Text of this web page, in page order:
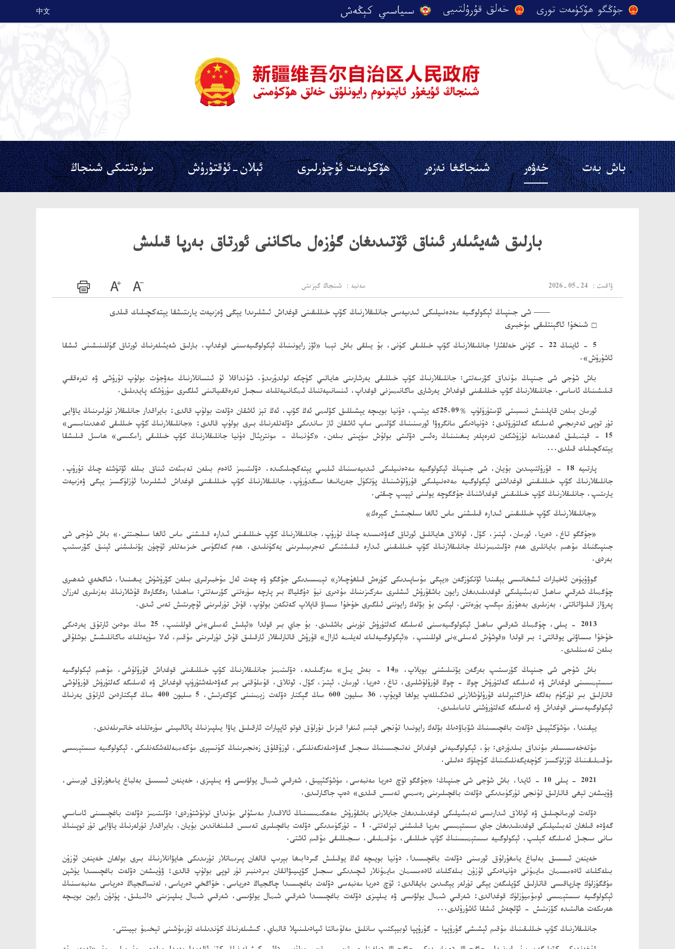
中文
باش بەت خەۋەر شىنجاڭغا نەزەر ھۆكۈمەت ئۇچۇرلىرى ئېلان-ئۇقتۇرۇش سۈرەتتىكى شىنجاڭ
بارلىق شەيئىلەر ئىناق ئۆتىدىغان گۈزەل ماكاننى ئورتاق بەرپا قىلىش
2026-05-24 ：ۋاقىت مەنبە： شىنجاڭ گېزىتى
—— شى جىنپىڭ ئېكولوگىيە مەدەنىيلىكى ئىدىيەسى جانلىقلارنىڭ كۆپ خىللىقىنى قوغداش ئىشلىرىدا يېڭى ۋەزىيەت يارىتىشقا يېتەكچىلىك قىلدى
□ شىنخۇا ئاگېنتلىقى مۇخبىرى
5 - ئاينىڭ 22 - كۈنى خەلقئارا جانلىقلارنىڭ كۆپ خىللىقى كۈنى، بۇ يىلقى باش تېما «ئۆز رايونىنىڭ ئېكولوگىيەسىنى قوغداپ، بارلىق شەيئىلەرنىڭ ئورتاق گۈللىنىشىنى ئىشقا
ئاشۇرۇش».
باش شۇجى شى جىنپىڭ مۇنداق كۆرسەتتى: جانلىقلارنىڭ كۆپ خىللىقى يەرشارىنى ھاياتىي كۈچكە تولدۇرىدۇ، شۇنداقلا ئۇ ئىنسانلارنىڭ مەۋجۇت بولۇپ تۇرۇشى ۋە تەرەققىي
قىلىشىنىڭ ئاساسى. جانلىقلارنىڭ كۆپ خىللىقىنى قوغداش يەرشارى ماكانىمىزنى قوغداپ، ئىنسانىيەتنىڭ ئىمكانىيەتلىك سىجىل تەرەققىياتىنى ئىلگىرى سۈرۈشكە پايدىلىق.
ئورمان بىلەن قاپلىنىش نىسبىتى ئۆستۈرۈلۈپ ％
25.09كە يېتىپ، دۇنيا بويىچە يېشىللىق كۆلىمى ئەڭ كۆپ، ئەڭ تېز ئاشقان دۆلەت بولۇپ قالدى؛ بايراقدار جانلىقلار تۈرلىرىنىڭ ياۋايى
تۈر توپى تەدرىجىي ئەسلىگە كەلتۈرۈلدى؛ دۇنيادىكى مانگروۋا ئورمىنىنىڭ كۆلىمى ساپ ئاشقان ئاز ساندىكى دۆلەتلەرنىڭ بىرى بولۇپ قالدى؛ «جانلىقلارنىڭ كۆپ خىللىقى ئەھدىنامىسى»
15 - قېتىملىق ئەھدىنامە تۈزۈشكەن تەرەپلەر يىغىنىنىڭ رەئىس دۆلىتى بولۇش سۈپىتى بىلەن، «كۇنمىڭ - مونترېئال دۇنيا جانلىقلارنىڭ كۆپ خىللىقى رامكىسى» ھاسىل قىلىشقا
يېتەكچىلىك قىلدى...
پارتىيە 18 - قۇرۇلتىيىدىن بۇيان، شى جىنپىڭ ئېكولوگىيە مەدەنىيلىكى ئىدىيەسىنىڭ ئىلمىي يېتەكچىلىكىدە، دۆلىتىمىز ئادەم بىلەن تەبىئەت ئىناق بىللە ئۆتۈشتە چىڭ تۇرۇپ،
جانلىقلارنىڭ كۆپ خىللىقىنى قوغداشنى ئېكولوگىيە مەدەنىيلىكى قۇرۇلۇشىنىڭ پۈتكۈل جەريانىغا سىڭدۈرۈپ، جانلىقلارنىڭ كۆپ خىللىقىنى قوغداش ئىشلىرىدا ئۈزلۈكسىز يېڭى ۋەزىيەت
يارىتىپ، جانلىقلارنىڭ كۆپ خىللىقىنى قوغداشنىڭ جۇڭگوچە يولىنى تېپىپ چىقتى.
«جانلىقلارنىڭ كۆپ خىللىقىنى ئىدارە قىلىشنى ماس ئالغا سىلجىتىش كېرەك»
«جۇڭگو تاغ، دەريا، ئورمان، ئېتىز، كۆل، ئوتلاق ھاياتلىق ئورتاق گەۋدىسىدە چىڭ تۇرۇپ، جانلىقلارنىڭ كۆپ خىللىقىنى ئىدارە قىلىشنى ماس ئالغا سىلجىتتى.» باش شۇجى شى
جىنپىڭنىڭ مۇھىم بايانلىرى ھەم دۆلىتىمىزنىڭ جانلىقلارنىڭ كۆپ خىللىقىنى ئىدارە قىلىشتىكى تەجرىبىلىرىنى يەكۈنلىدى، ھەم كەلگۈسى خىزمەتلەر ئۈچۈن يۆنىلىشنى ئېنىق كۆرسىتىپ
بەردى.
گوۋۇيۈەن ئاخبارات ئىشخانىسى يېقىندا ئۆتكۈزگەن «يېڭى مۇساپىدىكى كۈرەش قىلغۇچىلار» تېمىسىدىكى جۇڭگو ۋە چەت ئەل مۇخبىرلىرى بىلەن كۆرۈشۈش يىغىنىدا، شاڭخەي شەھىرى
چۇڭمىڭ شەرقىي ساھىل تەبىئىيلىكى قوغدىلىدىغان رايون باشقۇرۇش ئىشلىرى مەركىزىنىڭ مۇدىرى نيۇ دۇڭلياڭ بىر پارچە سۈرەتنى كۆرسەتتى: ساھىلدا رەڭگارەڭ قۇشلارنىڭ بەزىلىرى لەرزان
پەرۋاز قىلىۋاتاتتى، بەزىلىرى بەھۇزۇر مېڭىپ يۈرەتتى. لېكىن بۇ بۆلەك رايوننى ئىلگىرى خۇخۇا مىساۋ قاپلاپ كەتكەن بولۇپ، قۇش تۈرلىرىنى ئۇچرىتىش تەس ئىدى.
2013 - يىلى، چۇڭمىڭ شەرقىي ساھىل ئېكولوگىيەسىنى ئەسلىگە كەلتۈرۈش تۈرىنى باشلىدى. بۇ جاي بىر قولدا «ئېلىش ئەمىلى»نى قوللىنىپ، 25 مىڭ مودىن ئارتۇق يەردىكى
خۇخۇا مىساۋنى يوقاتتى؛ بىر قولدا «قوشۇش ئەمىلى»نى قوللىنىپ، «ئېكولوگىيەلىك لەيلىمە ئارال» قۇرۇش قاتارلىقلار ئارقىلىق قۇش تۈرلىرىنى مۇقىم، ئەلا سۈپەتلىك ماكانلىشىش بوشلۇقى
بىلەن تەمىنلىدى.
باش شۇجى شى جىنپىڭ كۆرسىتىپ بەرگەن يۆنىلىشنى بويلاپ، «14 - بەش يىل» مەزگىلىدە، دۆلىتىمىز جانلىقلارنىڭ كۆپ خىللىقىنى قوغداش قۇرۇلۇشى، مۇھىم ئېكولوگىيە
سىستېمىسىنى قوغداش ۋە ئەسلىگە كەلتۈرۈش چوڭ - چوڭ قۇرۇلۇشلىرى، تاغ، دەريا، ئورمان، ئېتىز، كۆل، ئوتلاق، قۇملۇقنى بىر گەۋدىلەشتۈرۈپ قوغداش ۋە ئەسلىگە كەلتۈرۈش قۇرۇلۇشى
قاتارلىق بىر تۈركۈم بەلگە خاراكتېرلىك قۇرۇلۇشلارنى تەشكىللەپ يولغا قويۇپ، 36 مىليون 600 مىڭ گېكتار دۆلەت زېمىنىنى كۆكەرتىش، 5 مىليون 400 مىڭ گېكتاردىن ئارتۇق يەرنىڭ
ئېكولوگىيەسىنى قوغداش ۋە ئەسلىگە كەلتۈرۈشنى تاماملىدى.
يېقىندا، مۈشۈكئېيىق دۆلەت باغچىسىنىڭ شۆباۋدىڭ بۆلەك رايونىدا تۇنجى قېتىم ئىنفرا قىزىل نۇرلۇق فوتو ئاپپارات ئارقىلىق ياۋا يىلپىزنىڭ پائالىيىتى سۈرەتلىك خاتىرىلەندى.
مۇتەخەسسىسلەر مۇنداق بىلدۈردى: بۇ، ئېكولوگىيەنى قوغداش نەتىجىسىنىڭ سىجىل گەۋدىلەنگەنلىكى، ئوزۇقلۇق زەنجىرىنىڭ كۈنسېرى مۇكەممەللەشكەنلىكى، ئېكولوگىيە سىستېمىسى
مۇقىملىقىنىڭ ئۈزلۈكسىز كۈچەيگەنلىكىنىڭ كۈچلۈك دەلىلى.
2021 - يىلى 10 - ئايدا، باش شۇجى شى جىنپىڭ: «جۇڭگو ئۈچ دەريا مەنبەسى، مۈشۈكئېيىق، شەرقىي شىمال يولۋىسى ۋە يىلپىزى، خەينەن ئىسسىق بەلباغ يامغۇرلۇق ئورمىنى،
ۋۇيىشەن تېغى قاتارلىق تۇنجى تۈركۈمدىكى دۆلەت باغچىلىرىنى رەسمىي تەسىس قىلدى» دەپ جاكارلىدى.
دۆلەت ئورمانچىلىق ۋە ئوتلاق ئىدارىسى تەبىئىيلىكى قوغدىلىدىغان جايلارنى باشقۇرۇش مەھكىمىسىنىڭ ئالاقىدار مەسئۇلى مۇنداق تونۇشتۇردى: دۆلىتىمىز دۆلەت باغچىسىنى ئاساسىي
گەۋدە قىلغان تەبىئىيلىكى قوغدىلىدىغان جاي سىستېمىسى بەرپا قىلىشنى تېزلەتتى. 1 - تۈركۈمدىكى دۆلەت باغچىلىرى تەسىس قىلىنغاندىن بۇيان، بايراقدار تۈرلەرنىڭ ياۋايى تۈر توپىنىڭ
سانى سىجىل ئەسلىگە كېلىپ، ئېكولوگىيە سىستېمىسىنىڭ كۆپ خىللىقى، مۇقىملىقى، سىجىللىقى مۇقىم ئاشتى.
خەينەن ئىسسىق بەلباغ يامغۇرلۇق ئورمىنى دۆلەت باغچىسىدا، دۇنيا بويىچە ئەڭ يوقىلىش گىردابىغا بېرىپ قالغان پىرىماتلار تۈرىدىكى ھايۋانلارنىڭ بىرى بولغان خەينەن ئۇزۇن
بىلەكلىك ئادەمسىمان مايمۇنى دۇنيادىكى ئۇزۇن بىلەكلىك ئادەمسىمان مايمۇنلار ئىچىدىكى سىجىل كۆپىيىۋاتقان بىردىنبىر تۈر توپى بولۇپ قالدى؛ ۋۇيىشەن دۆلەت باغچىسىدا يۈشېن
مۈڭگۈزلۈك چارپاقىسى قاتارلىق كۆپلىگەن يېڭى تۈرلەر يېڭىدىن بايقالدى؛ ئۈچ دەريا مەنبەسى دۆلەت باغچىسىدا چاڭجياڭ دەرياسى، خۇاڭخې دەرياسى، لەنساڭجياڭ دەرياسى مەنبەسىنىڭ
ئېكولوگىيە سىستېمىسى ئومۇميۈزلۈك قوغدالدى؛ شەرقىي شىمال يولۋىسى ۋە يىلپىزى دۆلەت باغچىسىدا شەرقىي شىمال يولۋىسى، شەرقىي شىمال يىلپىزىنى دائىملىق، پۈتۈن رايون بويىچە
ھەرىكەت ھالىتىدە كۆزىتىش - ئۆلچەش ئىشقا ئاشۇرۇلدى...
جانلىقلارنىڭ كۆپ خىللىقىنىڭ مۇقىم ئېشىشى گۇرۇپپا - گۇرۇپپا ئوبيېكتىپ سانلىق مەلۇماتتا ئىپادىلىنىپلا قالماي، كىشىلەرنىڭ كۈندىلىك تۇرمۇشىنى تېخىمۇ بېيىتتى.